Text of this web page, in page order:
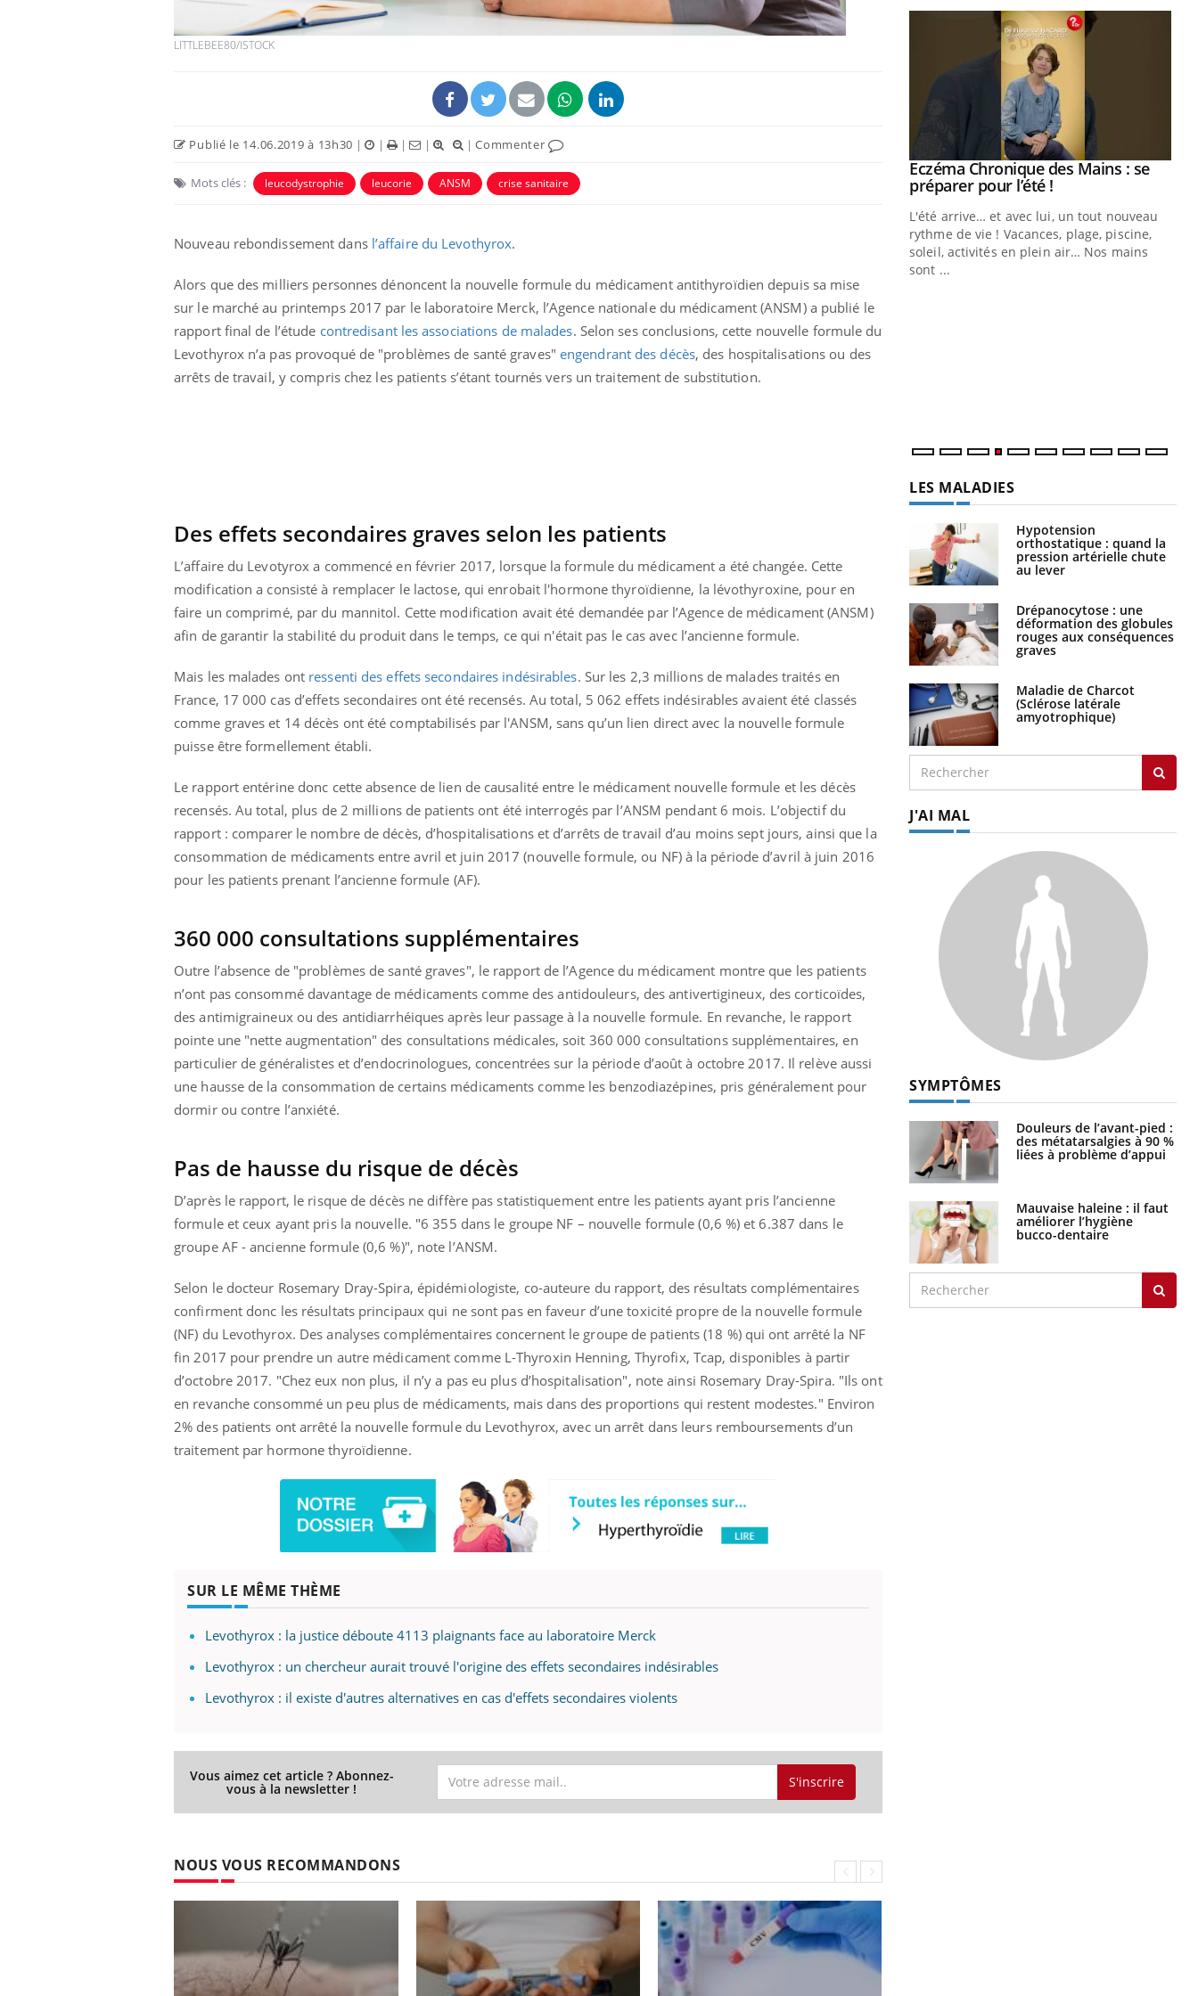
LITTLEBEE80/ISTOCK
Publié le 14.06.2019 à 13h30 | | | | |Commenter
Mots clés : leucodystrophie leucorie ANSM crise sanitaire
Nouveau rebondissement dans l’affaire du Levothyrox.
Alors que des milliers personnes dénoncent la nouvelle formule du médicament antithyroïdien depuis sa mise
sur le marché au printemps 2017 par le laboratoire Merck, l’Agence nationale du médicament (ANSM) a publié le
rapport final de l’étude contredisant les associations de malades. Selon ses conclusions, cette nouvelle formule du
Levothyrox n’a pas provoqué de "problèmes de santé graves" engendrant des décès, des hospitalisations ou des
arrêts de travail, y compris chez les patients s’étant tournés vers un traitement de substitution.
Des effets secondaires graves selon les patients
L’affaire du Levotyrox a commencé en février 2017, lorsque la formule du médicament a été changée. Cette
modification a consisté à remplacer le lactose, qui enrobait l'hormone thyroïdienne, la lévothyroxine, pour en
faire un comprimé, par du mannitol. Cette modification avait été demandée par l’Agence de médicament (ANSM)
afin de garantir la stabilité du produit dans le temps, ce qui n'était pas le cas avec l’ancienne formule.
Mais les malades ont ressenti des effets secondaires indésirables. Sur les 2,3 millions de malades traités en
France, 17 000 cas d’effets secondaires ont été recensés. Au total, 5 062 effets indésirables avaient été classés
comme graves et 14 décès ont été comptabilisés par l'ANSM, sans qu’un lien direct avec la nouvelle formule
puisse être formellement établi.
Le rapport entérine donc cette absence de lien de causalité entre le médicament nouvelle formule et les décès
recensés. Au total, plus de 2 millions de patients ont été interrogés par l’ANSM pendant 6 mois. L’objectif du
rapport : comparer le nombre de décès, d’hospitalisations et d’arrêts de travail d’au moins sept jours, ainsi que la
consommation de médicaments entre avril et juin 2017 (nouvelle formule, ou NF) à la période d’avril à juin 2016
pour les patients prenant l’ancienne formule (AF).
360 000 consultations supplémentaires
Outre l’absence de "problèmes de santé graves", le rapport de l’Agence du médicament montre que les patients
n’ont pas consommé davantage de médicaments comme des antidouleurs, des antivertigineux, des corticoïdes,
des antimigraineux ou des antidiarrhéiques après leur passage à la nouvelle formule. En revanche, le rapport
pointe une "nette augmentation" des consultations médicales, soit 360 000 consultations supplémentaires, en
particulier de généralistes et d’endocrinologues, concentrées sur la période d’août à octobre 2017. Il relève aussi
une hausse de la consommation de certains médicaments comme les benzodiazépines, pris généralement pour
dormir ou contre l’anxiété.
Pas de hausse du risque de décès
D’après le rapport, le risque de décès ne diffère pas statistiquement entre les patients ayant pris l’ancienne
formule et ceux ayant pris la nouvelle. "6 355 dans le groupe NF – nouvelle formule (0,6 %) et 6.387 dans le
groupe AF - ancienne formule (0,6 %)", note l’ANSM.
Selon le docteur Rosemary Dray-Spira, épidémiologiste, co-auteure du rapport, des résultats complémentaires
confirment donc les résultats principaux qui ne sont pas en faveur d’une toxicité propre de la nouvelle formule
(NF) du Levothyrox. Des analyses complémentaires concernent le groupe de patients (18 %) qui ont arrêté la NF
fin 2017 pour prendre un autre médicament comme L-Thyroxin Henning, Thyrofix, Tcap, disponibles à partir
d’octobre 2017. "Chez eux non plus, il n’y a pas eu plus d’hospitalisation", note ainsi Rosemary Dray-Spira. "Ils ont
en revanche consommé un peu plus de médicaments, mais dans des proportions qui restent modestes." Environ
2% des patients ont arrêté la nouvelle formule du Levothyrox, avec un arrêt dans leurs remboursements d’un
traitement par hormone thyroïdienne.
SUR LE MÊME THÈME
Levothyrox : la justice déboute 4113 plaignants face au laboratoire Merck
Levothyrox : un chercheur aurait trouvé l'origine des effets secondaires indésirables
Levothyrox : il existe d'autres alternatives en cas d'effets secondaires violents
Vous aimez cet article ? Abonnez-
vous à la newsletter ! S'inscrire
NOUS VOUS RECOMMANDONS
Carence en fer : comprendre pour
Youtube
même alopécie… Les symptômes de la
carence en fer sont multiples ce qui la rend
Youtube
Insuline & Charge mentale : et si on
osait en parler?? Youtube
reste entourée d'idées reçues chez les
patients comme parfois chez les soignants.
Youtube
Eczéma Chronique des Mains : se
préparer pour l’été !Youtube
L'été arrive… et avec lui, un tout nouveau
rythme de vie ! Vacances, plage, piscine,
soleil, activités en plein air… Nos mains
sont ...
LES MALADIES
Hypotension
orthostatique : quand la
pression artérielle chute
au lever
Drépanocytose : une
déformation des globules
rouges aux conséquences
graves
Maladie de Charcot
(Sclérose latérale
amyotrophique)
J'AI MAL
SYMPTÔMES
Douleurs de l’avant-pied :
des métatarsalgies à 90 %
liées à problème d’appui
Mauvaise haleine : il faut
améliorer l’hygiène
bucco-dentaire